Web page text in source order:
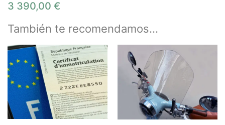
3 390,00 €
También te recomendamos…